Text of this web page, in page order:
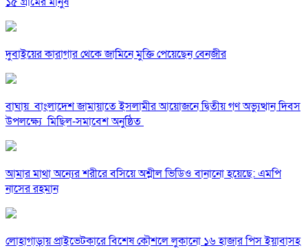
দুবাইয়ের কারাগার থেকে জামিনে মুক্তি পেয়েছেন বেনজীর
বাঘায় বাংলাদেশ জামায়াতে ইসলামীর আয়োজনে দ্বিতীয় গণ অভ্যুত্থান দিবস
উপলক্ষ্যে মিছিল-সমাবেশ অনুষ্ঠিত
আমার মাথা অন্যের শরীরে বসিয়ে অশ্লীল ভিডিও বানানো হয়েছে: এমপি
নাসের রহমান
লোহাগাড়ায় প্রাইভেটকারে বিশেষ কৌশলে লুকানো ১৬ হাজার পিস ইয়াবাসহ